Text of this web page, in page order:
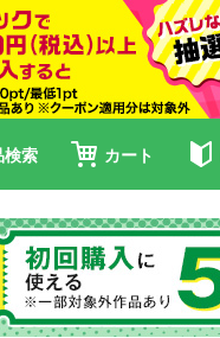
検索 カート